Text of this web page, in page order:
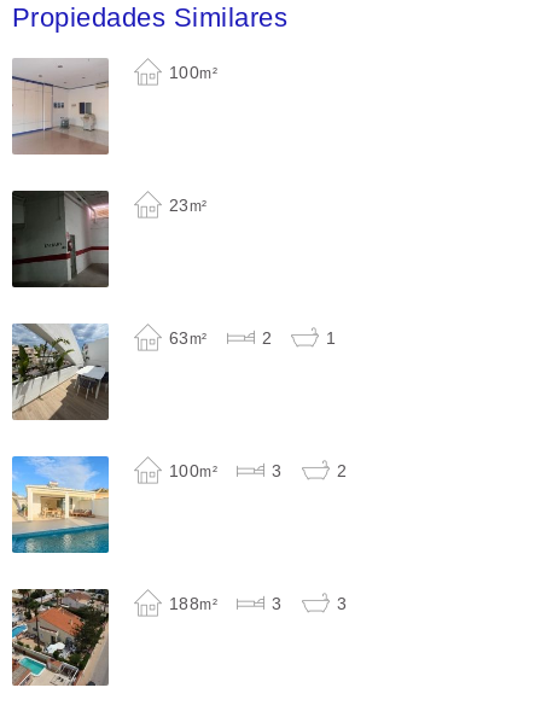
Propiedades Similares
100m²
23m²
63m² 2 1
100m² 3 2
188m² 3 3